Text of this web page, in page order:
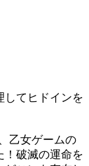
してヒドインを
乙女ゲームの
！破滅の運命を